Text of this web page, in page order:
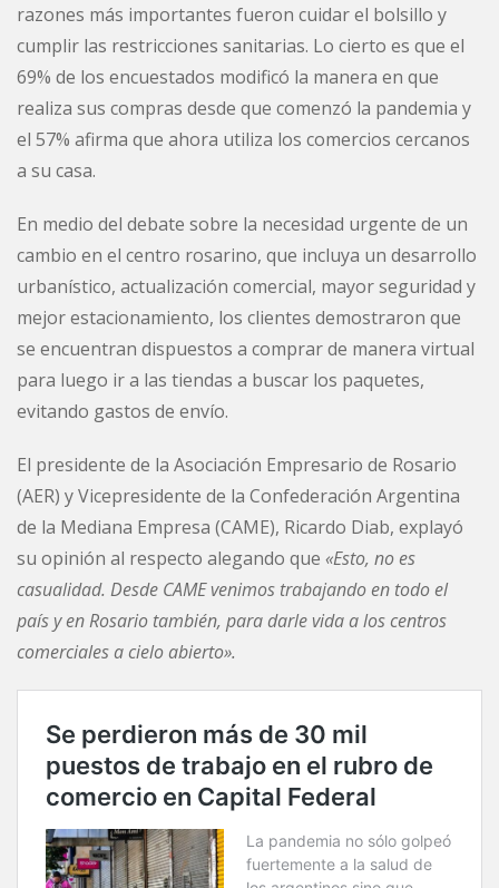
razones más importantes fueron cuidar el bolsillo y
cumplir las restricciones sanitarias. Lo cierto es que el
69% de los encuestados modificó la manera en que
realiza sus compras desde que comenzó la pandemia y
el 57% afirma que ahora utiliza los comercios cercanos
a su casa.
En medio del debate sobre la necesidad urgente de un
cambio en el centro rosarino, que incluya un desarrollo
urbanístico, actualización comercial, mayor seguridad y
mejor estacionamiento, los clientes demostraron que
se encuentran dispuestos a comprar de manera virtual
para luego ir a las tiendas a buscar los paquetes,
evitando gastos de envío.
El presidente de la Asociación Empresario de Rosario
(AER) y Vicepresidente de la Confederación Argentina
de la Mediana Empresa (CAME), Ricardo Diab, explayó
su opinión al respecto alegando que «Esto, no es
casualidad. Desde CAME venimos trabajando en todo el
país y en Rosario también, para darle vida a los centros
comerciales a cielo abierto».